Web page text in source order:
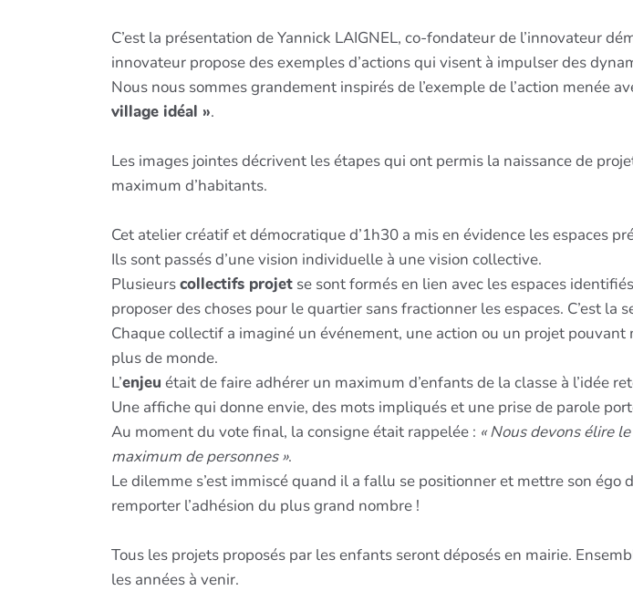
C’est la présentation de Yannick LAIGNEL, co-fondateur de l’innovateur
innovateur propose des exemples d’actions qui visent à impulser des
Nous nous sommes grandement inspirés de l’exemple de l’action menée
village idéal ».
Les images jointes décrivent les étapes qui ont permis la naissance de
maximum d’habitants.
Cet atelier créatif et démocratique d’1h30 a mis en évidence les espaces
Ils sont passés d’une vision individuelle à une vision collective.
Plusieurscollectifs projet se sont formés en lien avec les espaces
proposer des choses pour le quartier sans fractionner les espaces. C’est
Chaque collectif a imaginé un événement, une action ou un projet
plus de monde.
L’enjeu était de faire adhérer un maximum d’enfants de la classe à l’idée
Une affiche qui donne envie, des mots impliqués et une prise de parole
Au moment du vote final, la consigne était rappelée : « Nous devons élire
maximum de personnes ».
Le dilemme s’est immiscé quand il a fallu se positionner et mettre son
remporter l’adhésion du plus grand nombre !
Tous les projets proposés par les enfants seront déposés en mairie.
les années à venir.